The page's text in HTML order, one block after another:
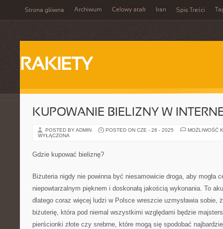
Strona główna Archiwum Celowy atak Iran Spis Treści
RAKIETY
KUPOWANIE BIELIZNY W
POSTED BY ADMIN POSTED ON CZE - 28 - 2025
MOŻLIWOŚĆ
WYŁĄCZONA
Gdzie kupować bieliznę?
Biżuteria nigdy nie powinna być niesamowicie droga, aby mogła
niepowtarzalnym pięknem i doskonałą jakością wykonania. To
dlatego coraz więcej ludzi w Polsce wreszcie uzmysławia sobie,
biżuterię, która pod niemal wszystkimi względami będzie
pierścionki złote czy srebrne, które mogą się spodobać